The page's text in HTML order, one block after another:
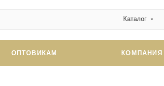
Каталог
ОПТОВИКАМ КОМПАНИЯ